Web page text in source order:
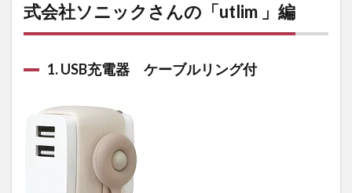
売する
株式会
社ソニ
んの
「utlim
1.1
1.
USB
充電
式会社ソニックさんの「utlim 」編
1. USB充電器 ケーブルリング付